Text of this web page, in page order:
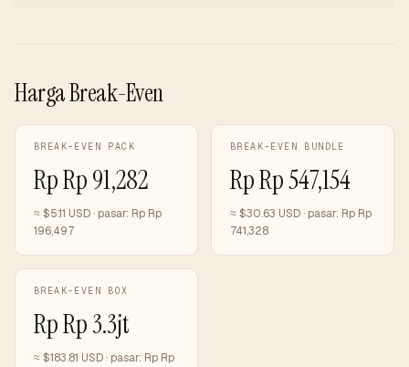
Harga Break-Even
BREAK-EVEN PACK
RpRp 91,282
≈ $5.11 USD · pasar: Rp Rp
196,497
BREAK-EVEN BUNDLE
RpRp 547,154
≈ $30.63 USD · pasar: Rp Rp
741,328
BREAK-EVEN BOX
RpRp 3.3jt
≈ $183.81 USD · pasar: Rp Rp